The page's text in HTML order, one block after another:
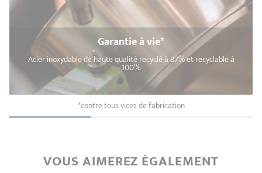
Garantie à vie*
Acier inoxydable de haute qualité recyclé à 87% et recyclable à
100%
*contre tous vices de fabrication
VOUS AIMEREZ ÉGALEMENT